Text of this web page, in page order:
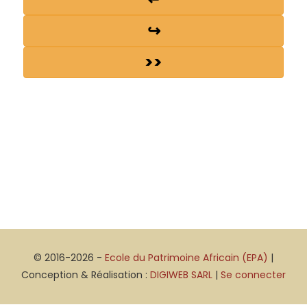
↪
>>
© 2016-2026 - Ecole du Patrimoine Africain (EPA) |
Conception & Réalisation : DIGIWEB SARL | Se connecter